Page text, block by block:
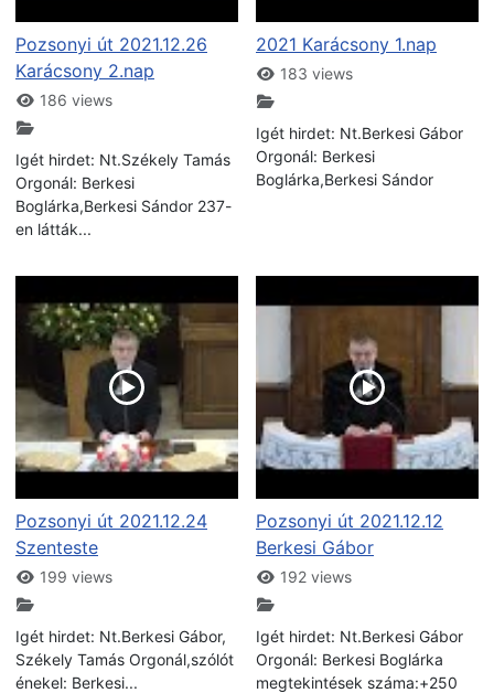
Pozsonyi út 2021.12.26
Karácsony 2.nap
186 views
Igét hirdet: Nt.Székely Tamás
Orgonál: Berkesi
Boglárka,Berkesi Sándor 237-
en látták...
2021 Karácsony 1.nap
183 views
Igét hirdet: Nt.Berkesi Gábor
Orgonál: Berkesi
Boglárka,Berkesi Sándor
Pozsonyi út 2021.12.24
Szenteste
199 views
Igét hirdet: Nt.Berkesi Gábor,
Székely Tamás Orgonál,szólót
énekel: Berkesi...
Pozsonyi út 2021.12.12
Berkesi Gábor
192 views
Igét hirdet: Nt.Berkesi Gábor
Orgonál: Berkesi Boglárka
megtekintések száma:+250